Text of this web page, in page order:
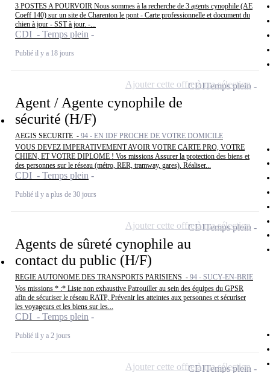
3 POSTES A POURVOIR Nous sommes à la recherche de 3 agents cynophile (AE
Coeff 140) sur un site de Charenton le pont - Carte professionnelle et document du
chien à jour - SST à jour. -...
CDI - Temps plein
Publié il y a 18 jours
Agent / Agente cynophile de
sécurité (H/F)
AEGIS SECURITE - 94 - EN IDF PROCHE DE VOTRE DOMICILE
VOUS DEVEZ IMPERATIVEMENT AVOIR VOTRE CARTE PRO, VOTRE
CHIEN, ET VOTRE DIPLOME ! Vos missions Assurer la protection des biens et
des personnes sur le réseau (métro, RER, tramway, gares). Réaliser...
CDI - Temps plein
Publié il y a plus de 30 jours
CDITemps plein
Ajouter cette offre à ma sélection
Agents de sûreté cynophile au
contact du public (H/F)
REGIE AUTONOME DES TRANSPORTS PARISIENS - 94 - SUCY-EN-BRIE
Vos missions * :* Liste non exhaustive Patrouiller au sein des équipes du GPSR
afin de sécuriser le réseau RATP, Prévenir les atteintes aux personnes et sécuriser
les voyageurs et les biens sur les...
CDI - Temps plein
Publié il y a 2 jours
CDITemps plein
Ajouter cette offre à ma sélection
CDITemps plein
Ajouter cette offre à ma sélection